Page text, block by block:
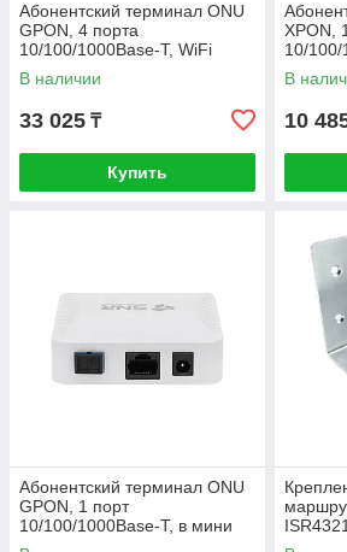
Абонентский терминал ONU
GPON, 4 порта
10/100/1000Base-T, WiFi
2.4/5, С+
В наличии
33 025 ₸
Купить
XPON,
10/100/
корпусе.
В
10
Абонентский терминал ONU
GPON, 1 порт
10/100/1000Base-T, в мини
корпусе.